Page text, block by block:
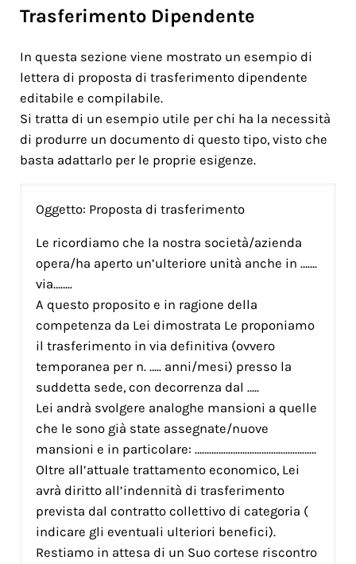
Trasferimento Dipendente
In questa sezione viene mostrato un esempio di
lettera di proposta di trasferimento dipendente
editabile e compilabile.
Si tratta di un esempio utile per chi ha la necessità
di produrre un documento di questo tipo, visto che
basta adattarlo per le proprie esigenze.
Oggetto: Proposta di trasferimento
Le ricordiamo che la nostra società/azienda
opera/ha aperto un’ulteriore unità anche in …….
via……..
A questo proposito e in ragione della
competenza da Lei dimostrata Le proponiamo
il trasferimento in via definitiva (ovvero
temporanea per n. ….. anni/mesi) presso la
suddetta sede, con decorrenza dal …..
Lei andrà svolgere analoghe mansioni a quelle
che le sono già state assegnate/nuove
mansioni e in particolare: ……………………………………………
Oltre all’attuale trattamento economico, Lei
avrà diritto all’indennità di trasferimento
prevista dal contratto collettivo di categoria (
indicare gli eventuali ulteriori benefici).
Restiamo in attesa di un Suo cortese riscontro